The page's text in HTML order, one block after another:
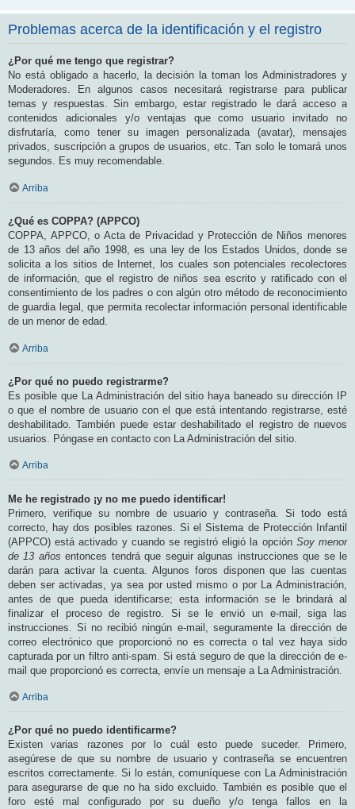
Problemas acerca de la identificación y el registro
¿Por qué me tengo que registrar?
No está obligado a hacerlo, la decisión la toman los Administradores y
Moderadores. En algunos casos necesitará registrarse para publicar
temas y respuestas. Sin embargo, estar registrado le dará acceso a
contenidos adicionales y/o ventajas que como usuario invitado no
disfrutaría, como tener su imagen personalizada (avatar), mensajes
privados, suscripción a grupos de usuarios, etc. Tan solo le tomará unos
segundos. Es muy recomendable.
Arriba
¿Qué es COPPA? (APPCO)
COPPA, APPCO, o Acta de Privacidad y Protección de Niños menores
de 13 años del año 1998, es una ley de los Estados Unidos, donde se
solicita a los sitios de Internet, los cuales son potenciales recolectores
de información, que el registro de niños sea escrito y ratificado con el
consentimiento de los padres o con algún otro método de reconocimiento
de guardia legal, que permita recolectar información personal identificable
de un menor de edad.
Arriba
¿Por qué no puedo registrarme?
Es posible que La Administración del sitio haya baneado su dirección IP
o que el nombre de usuario con el que está intentando registrarse, esté
deshabilitado. También puede estar deshabilitado el registro de nuevos
usuarios. Póngase en contacto con La Administración del sitio.
Arriba
Me he registrado ¡y no me puedo identificar!
Primero, verifique su nombre de usuario y contraseña. Si todo está
correcto, hay dos posibles razones. Si el Sistema de Protección Infantil
(APPCO) está activado y cuando se registró eligió la opción Soy menor
de 13 años entonces tendrá que seguir algunas instrucciones que se le
darán para activar la cuenta. Algunos foros disponen que las cuentas
deben ser activadas, ya sea por usted mismo o por La Administración,
antes de que pueda identificarse; esta información se le brindará al
finalizar el proceso de registro. Si se le envió un e-mail, siga las
instrucciones. Si no recibió ningún e-mail, seguramente la dirección de
correo electrónico que proporcionó no es correcta o tal vez haya sido
capturada por un filtro anti-spam. Si está seguro de que la dirección de e-
mail que proporcionó es correcta, envíe un mensaje a La Administración.
Arriba
¿Por qué no puedo identificarme?
Existen varias razones por lo cuál esto puede suceder. Primero,
asegúrese de que su nombre de usuario y contraseña se encuentren
escritos correctamente. Si lo están, comuníquese con La Administración
para asegurarse de que no ha sido excluido. También es posible que el
foro esté mal configurado por su dueño y/o tenga fallos en la